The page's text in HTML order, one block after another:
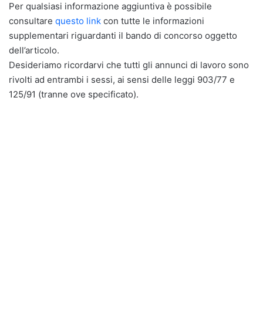
Per qualsiasi informazione aggiuntiva è possibile
consultare questo link con tutte le informazioni
supplementari riguardanti il bando di concorso oggetto
dell’articolo.
Desideriamo ricordarvi che tutti gli annunci di lavoro sono
rivolti ad entrambi i sessi, ai sensi delle leggi 903/77 e
125/91 (tranne ove specificato).